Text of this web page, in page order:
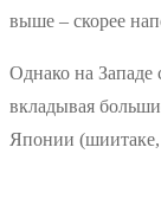
выше – скорее
Однако на Западе
вкладывая
Японии